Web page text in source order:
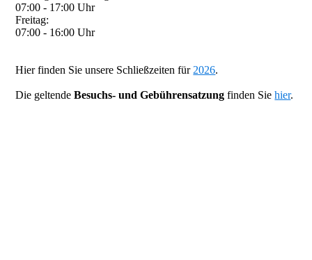
07:00 - 17:00 Uhr
Freitag:
07:00 - 16:00 Uhr
Hier finden Sie unsere Schließzeiten für 2026.
Die geltendeBesuchs- und Gebührensatzung finden Siehier.